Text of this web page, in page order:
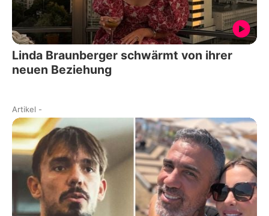
Linda Braunberger schwärmt von ihrer
neuen Beziehung
Artikel -